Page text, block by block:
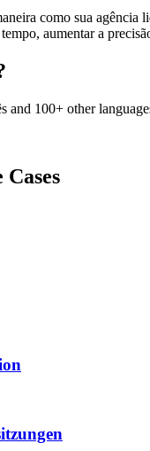
como sua
aumentar a
and 100+ other
Cases